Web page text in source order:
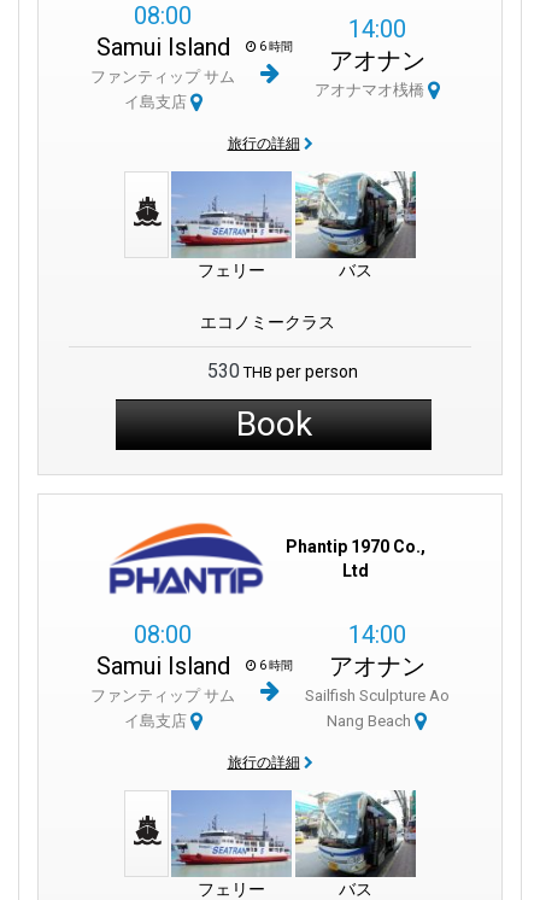
08:00
Samui Island
ファンティップ サム
イ島支店
6 時間
14:00
アオナン
アオナマオ桟橋
旅行の詳細
フェリー バス
エコノミークラス
530 THB per person
Book
Phantip 1970 Co.,
Ltd
08:00
Samui Island
ファンティップ サム
イ島支店
6 時間
14:00
アオナン
Sailfish Sculpture Ao
Nang Beach
旅行の詳細
フェリー バス